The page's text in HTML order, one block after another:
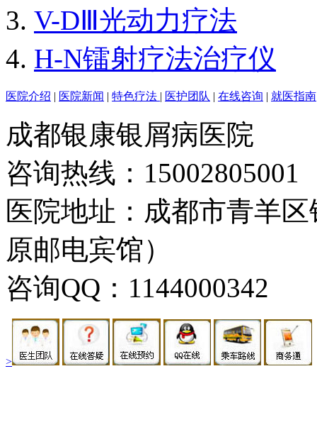
V-DⅢ光动力疗法
H-N镭射疗法治疗仪
医院介绍 | 医院新闻 | 特色疗法 | 医护团队 | 在线咨询 | 就医指南
成都银康银屑病医院
咨询热线：15002805001
医院地址：成都市青羊
原邮电宾馆）
咨询QQ：1144000342
>